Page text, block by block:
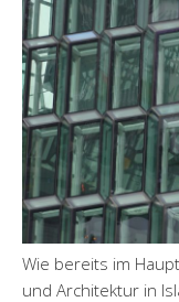
Wie bereits im
und Architektur in